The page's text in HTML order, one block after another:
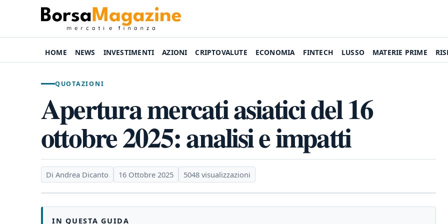
HOME NEWS INVESTIMENTI AZIONI CRIPTOVALUTE ECONOMIA FINTECH LUSSO MATERIE PRIME
QUOTAZIONI
Apertura mercati asiatici del 16
ottobre 2025: analisi e impatti
Di Andrea Dicanto 16 Ottobre 2025 5048 visualizzazioni
IN QUESTA GUIDA